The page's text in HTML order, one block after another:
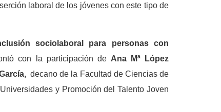
laboral de los jóvenes con este tipo de
sociolaboral para personas con
con la participación de Ana Mª López
decano de la Facultad de Ciencias de
y Promoción del Talento Joven